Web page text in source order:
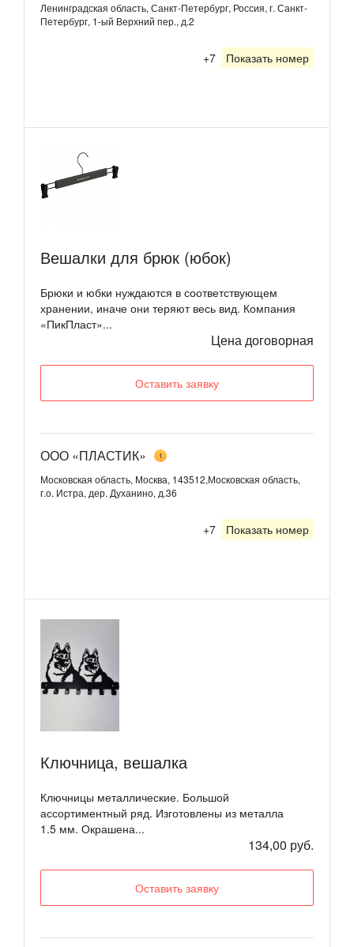
Ленинградская область, Санкт-Петербург, Россия, г. Санкт-
Петербург, 1-ый Верхний пер., д.2
+7 Показать номер
Вешалки для брюк (юбок)
Брюки и юбки нуждаются в соответствующем
хранении, иначе они теряют весь вид. Компания
«ПикПласт»...
Цена договорная
Оставить заявку
ООО «ПЛАСТИК» 1
Московская область, Москва, 143512,Московская область,
г.о. Истра, дер. Духанино, д.36
+7 Показать номер
Ключница, вешалка
Ключницы металлические. Большой
ассортиментный ряд. Изготовлены из металла
1.5 мм. Окрашена...
134,00 руб.
Оставить заявку